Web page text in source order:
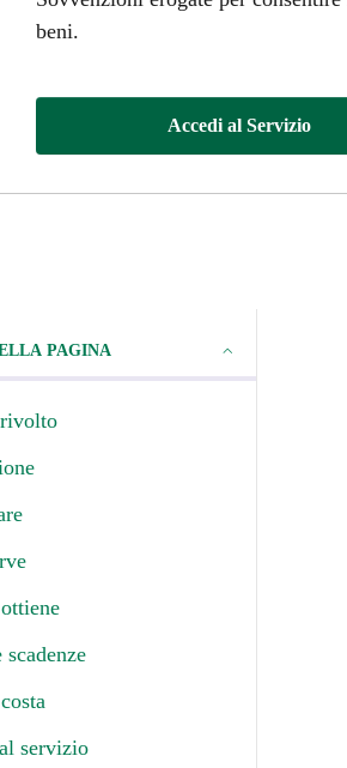
beni.
Accedi al Servizio
PAGINA
servizio